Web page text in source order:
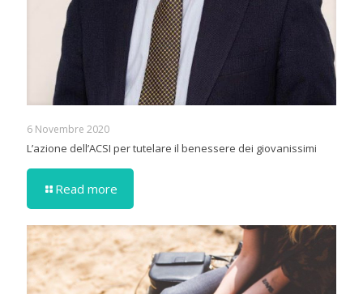
6 Novembre 2020
L’azione dell’ACSI per tutelare il benessere dei giovanissimi
Read more